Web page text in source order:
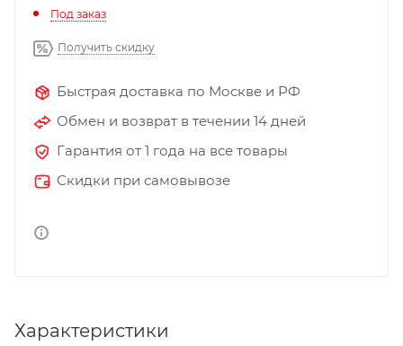
Под заказ
Получить скидку
Быстрая доставка по Москве и РФ
Обмен и возврат в течении 14 дней
Гарантия от 1 года на все товары
Скидки при самовывозе
Характеристики